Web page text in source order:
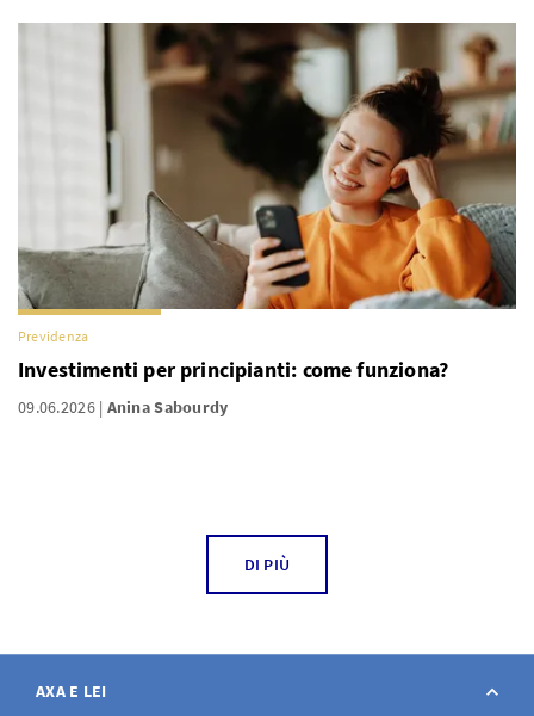
Previdenza
Investimenti per principianti: come funziona?
09.06.2026 Anina Sabourdy
DI PIÙ
AXA E LEI